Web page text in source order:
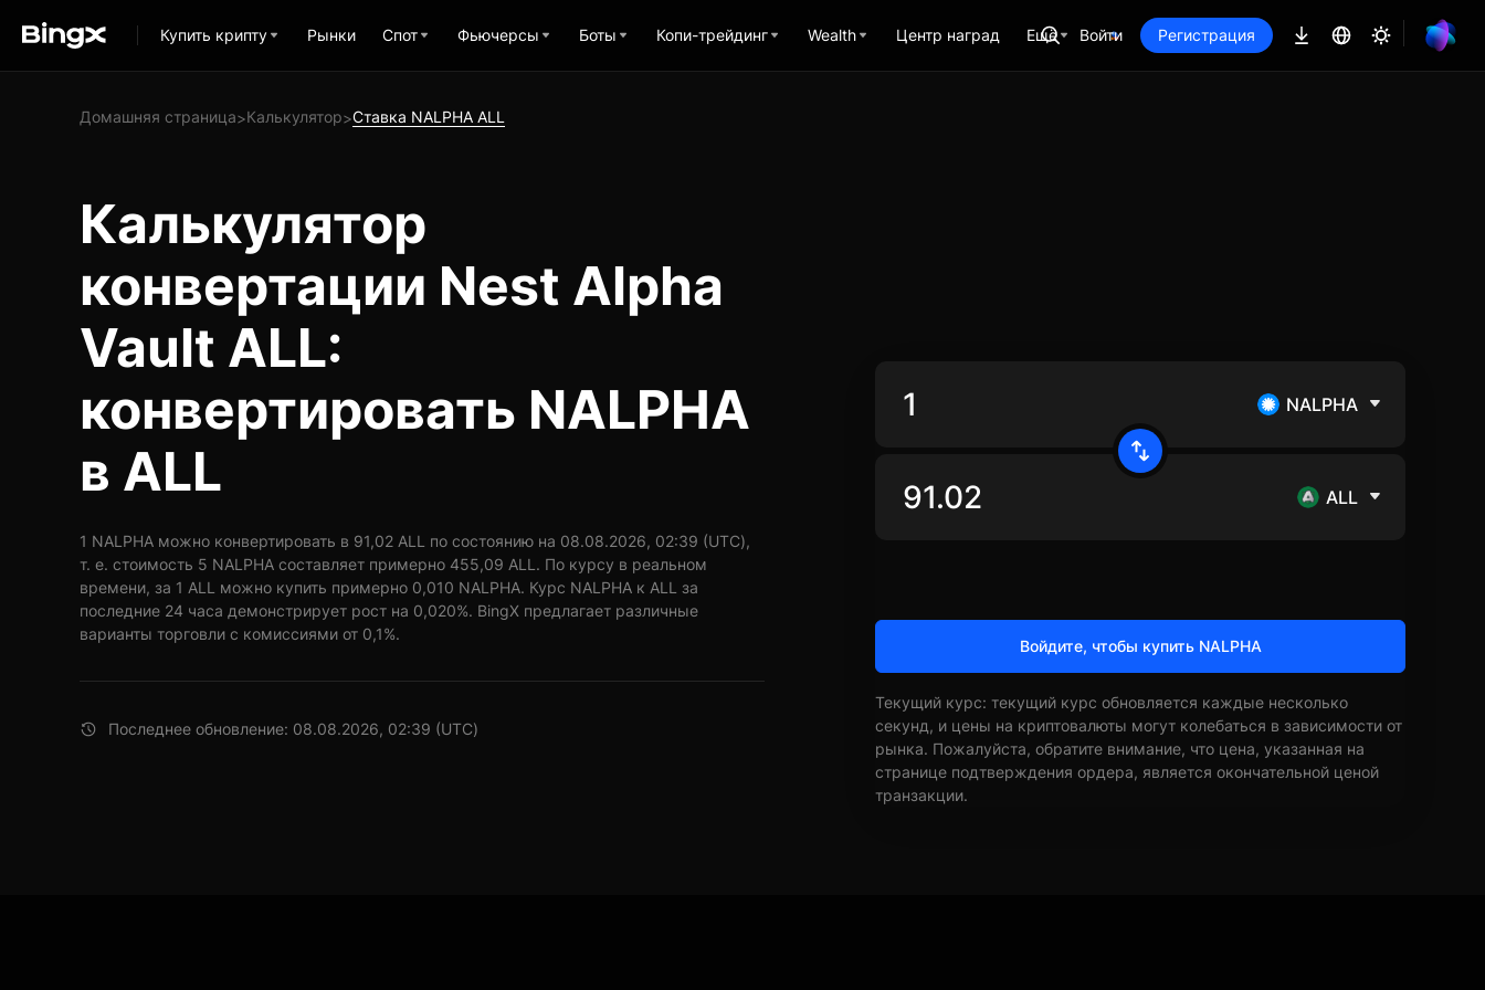
Купить крипту Рынки Спот Фьючерсы Боты Копи-трейдинг Wealth Центр наград Ещё Войти Регистрация
Домашняя страница>Калькулятор>Ставка NALPHA ALL
Калькулятор
конвертации Nest Alpha
Vault ALL:
конвертировать NALPHA
в ALL
1 NALPHA можно конвертировать в 91,02 ALL по состоянию на 08.08.2026, 02:39 (UTC),
т. е. стоимость 5 NALPHA составляет примерно 455,09 ALL. По курсу в реальном
времени, за 1 ALL можно купить примерно 0,010 NALPHA. Курс NALPHA к ALL за
последние 24 часа демонстрирует рост на 0,020%. BingX предлагает различные
варианты торговли с комиссиями от 0,1%.
Последнее обновление: 08.08.2026, 02:39 (UTC)
NALPHA
ALL
Войдите, чтобы купить NALPHA
Текущий курс: текущий курс обновляется каждые несколько
секунд, и цены на криптовалюты могут колебаться в зависимости от
рынка. Пожалуйста, обратите внимание, что цена, указанная на
странице подтверждения ордера, является окончательной ценой
транзакции.